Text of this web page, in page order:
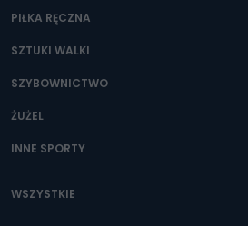
PIŁKA RĘCZNA
SZTUKI WALKI
SZYBOWNICTWO
ŻUŻEL
INNE SPORTY
WSZYSTKIE